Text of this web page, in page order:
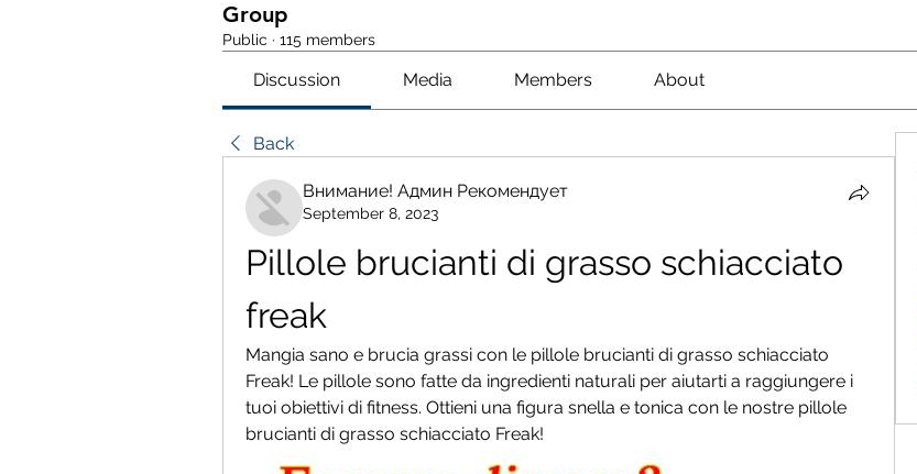
Group
Public · 115 members
Discussion Media Members About
Back
Внимание! Админ Рекомендует
September 8, 2023
Pillole brucianti di grasso schiacciato
freak
Mangia sano e brucia grassi con le pillole brucianti di grasso schiacciato
Freak! Le pillole sono fatte da ingredienti naturali per aiutarti a raggiungere i
tuoi obiettivi di fitness. Ottieni una figura snella e tonica con le nostre pillole
brucianti di grasso schiacciato Freak!